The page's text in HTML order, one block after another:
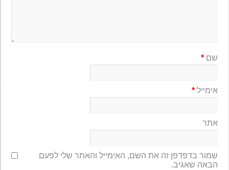
שם*
אימייל*
אתר
שמור בדפדפן זה את השם, האימייל והאתר שלי לפעם
הבאה שאגיב.